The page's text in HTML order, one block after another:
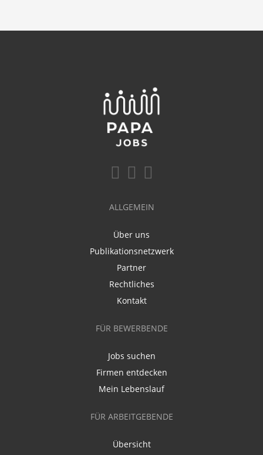
ALLGEMEIN
Über uns
Publikationsnetzwerk
Partner
Rechtliches
Kontakt
FÜR BEWERBENDE
Jobs suchen
Firmen entdecken
Mein Lebenslauf
FÜR ARBEITGEBENDE
Übersicht